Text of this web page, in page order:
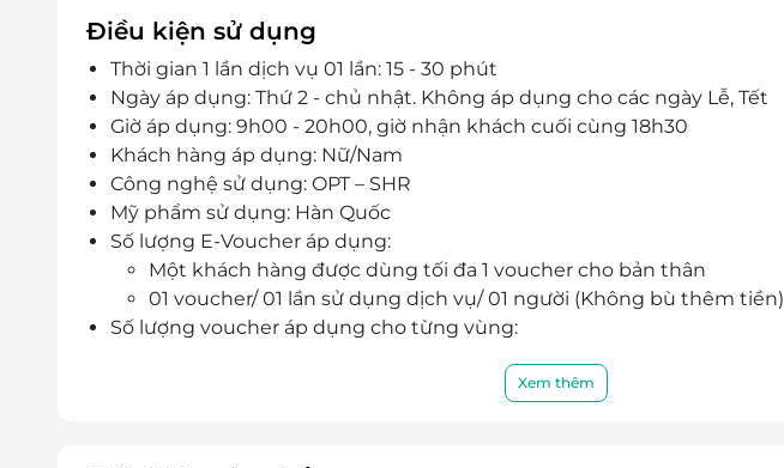
Điều kiện sử dụng
Thời gian 1 lần dịch vụ 01 lần: 15 - 30 phút
Ngày áp dụng: Thứ 2 - chủ nhật. Không áp dụng cho các ngày Lễ, Tết
Giờ áp dụng: 9h00 - 20h00, giờ nhận khách cuối cùng 18h30
Khách hàng áp dụng: Nữ/Nam
Công nghệ sử dụng: OPT – SHR
Mỹ phẩm sử dụng: Hàn Quốc
Số lượng E-Voucher áp dụng:
Một khách hàng được dùng tối đa 1 voucher cho bản thân
01 voucher/ 01 lần sử dụng dịch vụ/ 01 người (Không bù thêm tiền)
Số lượng voucher áp dụng cho từng vùng:
Nách: 1 voucher/ liệu trình 05 buổi/ 01 người
Xem thêm